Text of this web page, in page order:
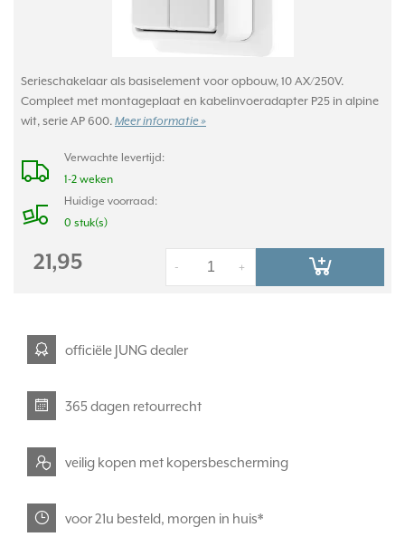
Serieschakelaar als basiselement voor opbouw, 10 AX/250V.
Compleet met montageplaat en kabelinvoeradapter P25 in alpine
wit, serie AP 600. Meer informatie »
Verwachte levertijd:
1-2 weken
Huidige voorraad:
0 stuk(s)
21,95 +
-
officiële JUNG dealer
365 dagen retourrecht
veilig kopen met kopersbescherming
voor 21u besteld, morgen in huis*